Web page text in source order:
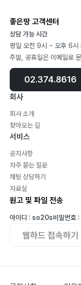
Chapter 7 반신욕
반신욕은 몸의 균형
반신욕은 체중과 혈
반신욕은 냉기를 없
Chapter 8 걸어 다
다리 근육은 생명의
걸어야 삶의 질이 바
걷기는 인생의 최고
Chapter 9 고구마가
고구마가 암에 효과
아침밥 대신 고구마
고구마는 변비에도
인체의 시계에 따라
학원재벌 고통에서
좋은땅 고객센터
상담 가능 시간
평일 오전 9시 ~ 오후 6시
주말, 공휴일은 이메일로
02.374.8616
회사
회사 소개
찾아오는 길
서비스
공지사항
자주 묻는 질문
채팅 상담하기
자료실
원고 및 파일 전송
아이디 : so20s비밀번호
웹하드 접속하기